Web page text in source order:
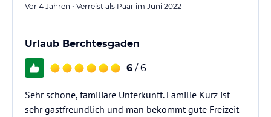
Vor 4 Jahren • Verreist als Paar im Juni 2022
Urlaub Berchtesgaden
6 / 6
Sehr schöne, familiäre Unterkunft. Familie Kurz ist
sehr gastfreundlich und man bekommt gute Freizeit